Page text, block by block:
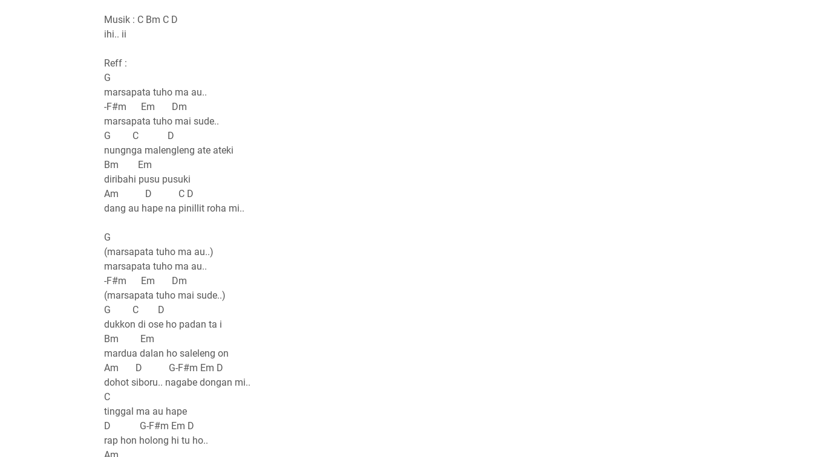
Musik : C Bm C D
ihi.. ii
Reff :
G
marsapata tuho ma au..
-F#m Em Dm
marsapata tuho mai sude..
G C D
nungnga malengleng ate ateki
Bm Em
diribahi pusu pusuki
Am D C D
dang au hape na pinillit roha mi..
G
(marsapata tuho ma au..)
marsapata tuho ma au..
-F#m Em Dm
(marsapata tuho mai sude..)
G C D
dukkon di ose ho padan ta i
Bm Em
mardua dalan ho saleleng on
Am D G-F#m Em D
dohot siboru.. nagabe dongan mi..
C
tinggal ma au hape
D G-F#m Em D
rap hon holong hi tu ho..